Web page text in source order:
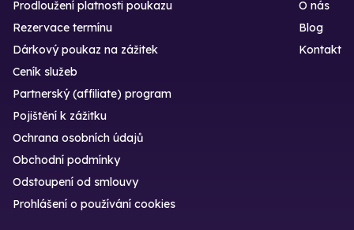
Prodloužení platnosti poukazu
Rezervace termínu
Dárkový poukaz na zážitek
O nás
Blog
Kontakt
Ceník služeb
Partnerský (affiliate) program
Pojištění k zážitku
Ochrana osobních údajů
Obchodní podmínky
Odstoupení od smlouvy
Prohlášení o používání cookies